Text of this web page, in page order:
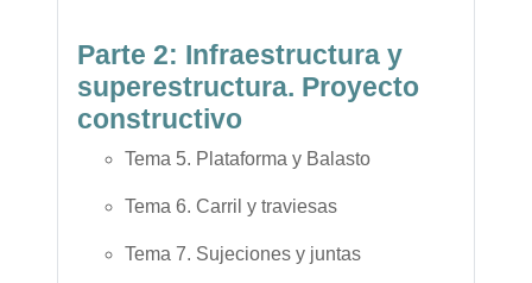
Parte 2: Infraestructura y
superestructura. Proyecto
constructivo
Tema 5. Plataforma y Balasto
Tema 6. Carril y traviesas
Tema 7. Sujeciones y juntas